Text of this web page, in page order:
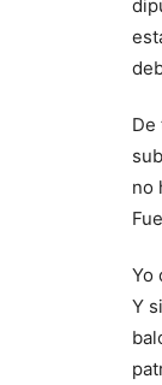
De
no
Yo
Y